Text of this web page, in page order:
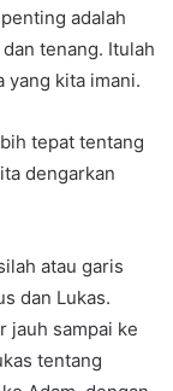
adalah
tenang. Itulah
yang kita imani.
tepat tentang
dengarkan
atau garis
dan Lukas.
jauh sampai ke
tentang